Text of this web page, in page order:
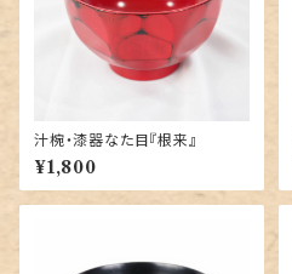
汁椀・漆器なた目『根来』
¥1,800